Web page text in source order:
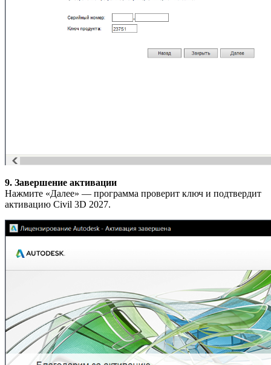
9. Завершение активации
Нажмите «Далее» — программа проверит ключ и подтвердит
активацию Civil 3D 2027.